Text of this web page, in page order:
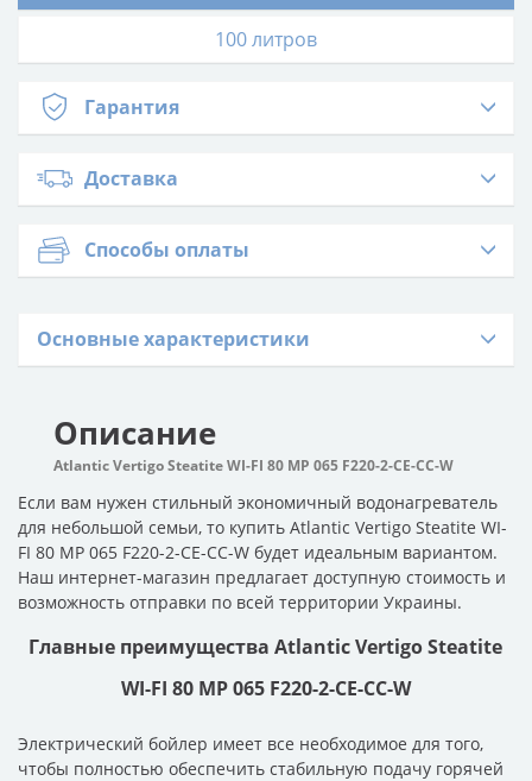
Основные характеристики
100 литров
Гарантия
Доставка
Способы оплаты
Описание
Atlantic Vertigo Steatite WI-FI 80 MP 065 F220-2-CE-CC-W
Если вам нужен стильный экономичный водонагреватель
для небольшой семьи, то купить Atlantic Vertigo Steatite WI-
FI 80 MP 065 F220-2-CE-CC-W будет идеальным вариантом.
Наш интернет-магазин предлагает доступную стоимость и
возможность отправки по всей территории Украины.
Главные преимущества Atlantic Vertigo Steatite
WI-FI 80 MP 065 F220-2-CE-CC-W
Электрический бойлер имеет все необходимое для того,
чтобы полностью обеспечить стабильную подачу горячей